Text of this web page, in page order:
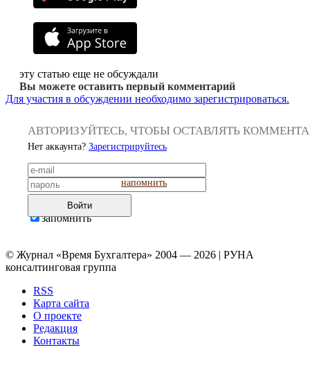
эту статью еще не обсуждали
Вы можете оставить первый комментарий
Для участия в обсуждении необходимо зарегистрироваться.
АВТОРИЗУЙТЕСЬ, ЧТОБЫ ОСТАВЛЯТЬ
Нет аккаунта? Зарегистрируйтесь
напомнить
Войти
запомнить
© Журнал «Время Бухгалтера» 2004 — 2026 | РУНА
консалтинговая группа
RSS
Карта сайта
О проекте
Редакция
Контакты